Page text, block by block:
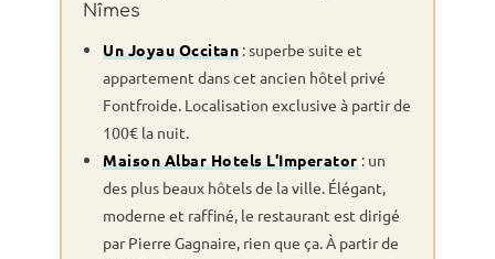
Nîmes
Un Joyau Occitan : superbe suite et
appartement dans cet ancien hôtel privé
Fontfroide. Localisation exclusive à partir de
100€ la nuit.
Maison Albar Hotels L'Imperator : un
des plus beaux hôtels de la ville. Élégant,
moderne et raffiné, le restaurant est dirigé
par Pierre Gagnaire, rien que ça. À partir de